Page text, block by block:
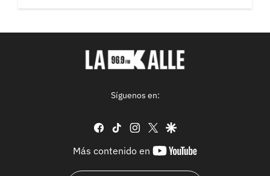
Síguenos en:
facebook
tiktok instagram
twittergoogle
Más contenido en
youtube-